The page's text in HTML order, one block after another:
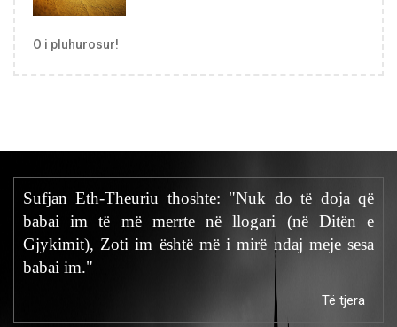
O i pluhurosur!
Sufjan Eth-Theuriu thoshte: "Nuk do të doja që
babai im të më merrte në llogari (në Ditën e
Gjykimit), Zoti im është më i mirë ndaj meje sesa
babai im."
Të tjera